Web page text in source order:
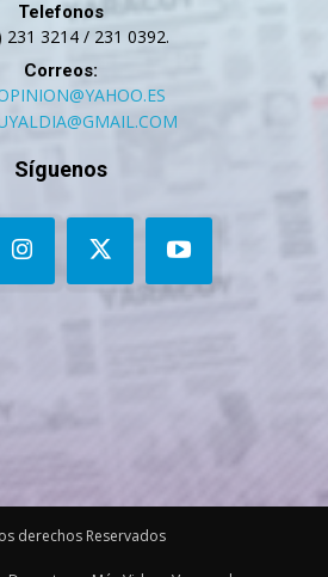
Telefonos
231 3214 / 231 0392.
Correos:
Síguenos
derechos Reservados